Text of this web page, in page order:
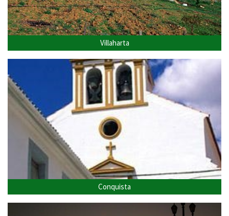
Villaharta
Conquista